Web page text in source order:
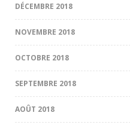
DÉCEMBRE 2018
NOVEMBRE 2018
OCTOBRE 2018
SEPTEMBRE 2018
AOÛT 2018